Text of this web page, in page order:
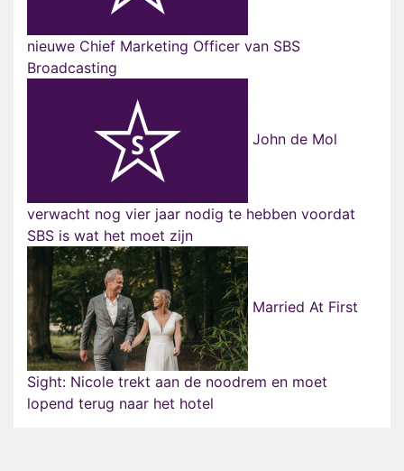
nieuwe Chief Marketing Officer van SBS
Broadcasting
John de Mol
verwacht nog vier jaar nodig te hebben voordat
SBS is wat het moet zijn
Married At First
Sight: Nicole trekt aan de noodrem en moet
lopend terug naar het hotel